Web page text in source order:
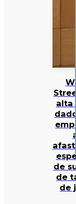
alta
a
de
de
de